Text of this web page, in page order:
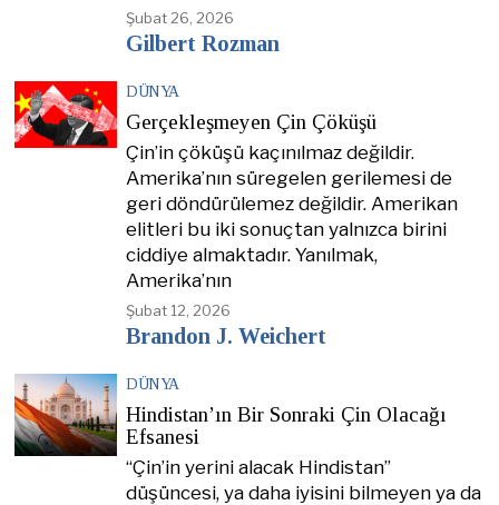
Şubat 26, 2026
Gilbert Rozman
DÜNYA
Gerçekleşmeyen Çin Çöküşü
Çin’in çöküşü kaçınılmaz değildir.
Amerika’nın süregelen gerilemesi de
geri döndürülemez değildir. Amerikan
elitleri bu iki sonuçtan yalnızca birini
ciddiye almaktadır. Yanılmak,
Amerika’nın
Şubat 12, 2026
Brandon J. Weichert
DÜNYA
Hindistan’ın Bir Sonraki Çin Olacağı
Efsanesi
“Çin’in yerini alacak Hindistan”
düşüncesi, ya daha iyisini bilmeyen ya da